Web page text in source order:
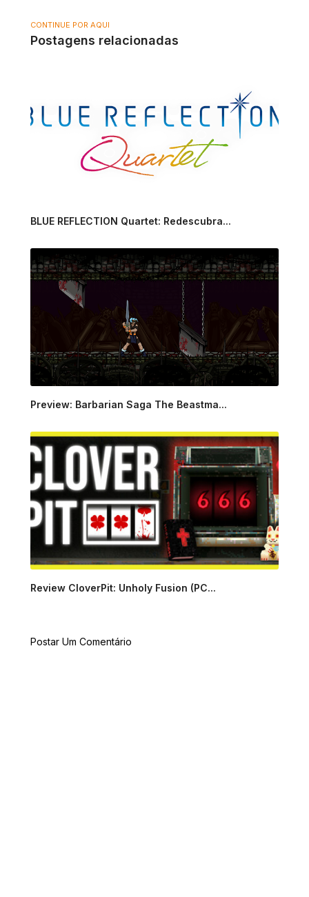
CONTINUE POR AQUI
Postagens relacionadas
BLUE REFLECTION Quartet: Redescubra...
Preview: Barbarian Saga The Beastma...
Review CloverPit: Unholy Fusion (PC...
Postar Um Comentário